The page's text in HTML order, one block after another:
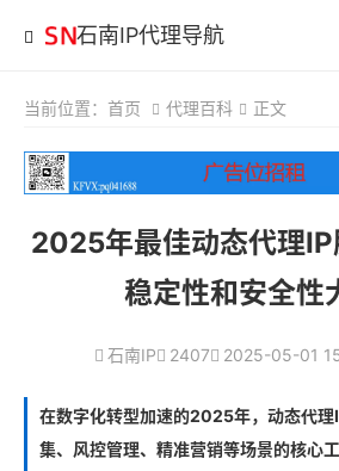
石南IP代理导航
当前位置： 首页 代理百科 正文
2025年最佳动态代理IP
稳定性和安全性
石南IP 2407 2025-05-01
在数字化转型加速的2025年，动态代理
集、风控管理、精准营销等场景的核心